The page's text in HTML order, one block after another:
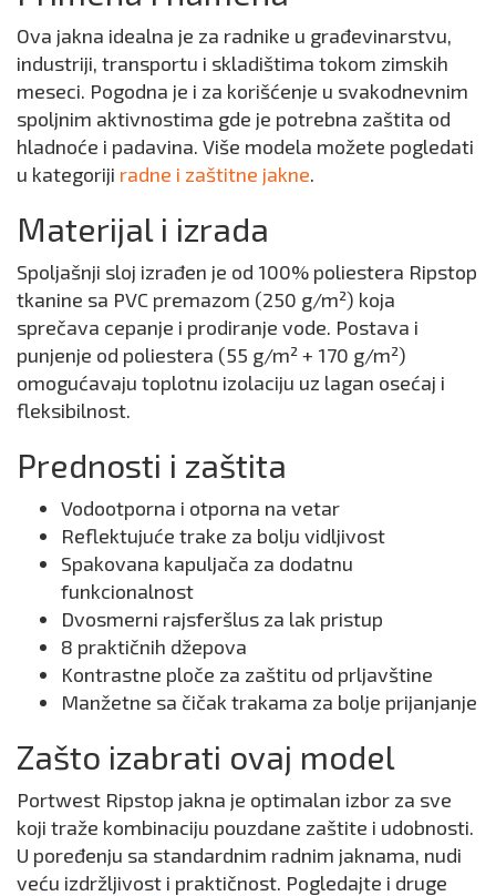
Ova jakna idealna je za radnike u građevinarstvu,
industriji, transportu i skladištima tokom zimskih
meseci. Pogodna je i za korišćenje u svakodnevnim
spoljnim aktivnostima gde je potrebna zaštita od
hladnoće i padavina. Više modela možete pogledati
u kategoriji radne i zaštitne jakne.
Materijal i izrada
Spoljašnji sloj izrađen je od 100% poliestera Ripstop
tkanine sa PVC premazom (250 g/m²) koja
sprečava cepanje i prodiranje vode. Postava i
punjenje od poliestera (55 g/m² + 170 g/m²)
omogućavaju toplotnu izolaciju uz lagan osećaj i
fleksibilnost.
Prednosti i zaštita
Vodootporna i otporna na vetar
Reflektujuće trake za bolju vidljivost
Spakovana kapuljača za dodatnu
funkcionalnost
Dvosmerni rajsferšlus za lak pristup
8 praktičnih džepova
Kontrastne ploče za zaštitu od prljavštine
Manžetne sa čičak trakama za bolje prijanjanje
Zašto izabrati ovaj model
Portwest Ripstop jakna je optimalan izbor za sve
koji traže kombinaciju pouzdane zaštite i udobnosti.
U poređenju sa standardnim radnim jaknama, nudi
veću izdržljivost i praktičnost. Pogledajte i druge